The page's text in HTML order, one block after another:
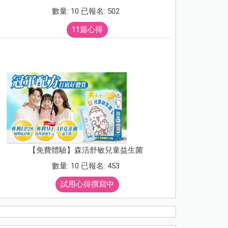
數量: 10 已報名: 502
11篇心得
【免費體驗】森活舒敏兒童益生菌
數量: 10 已報名: 453
試用心得撰寫中